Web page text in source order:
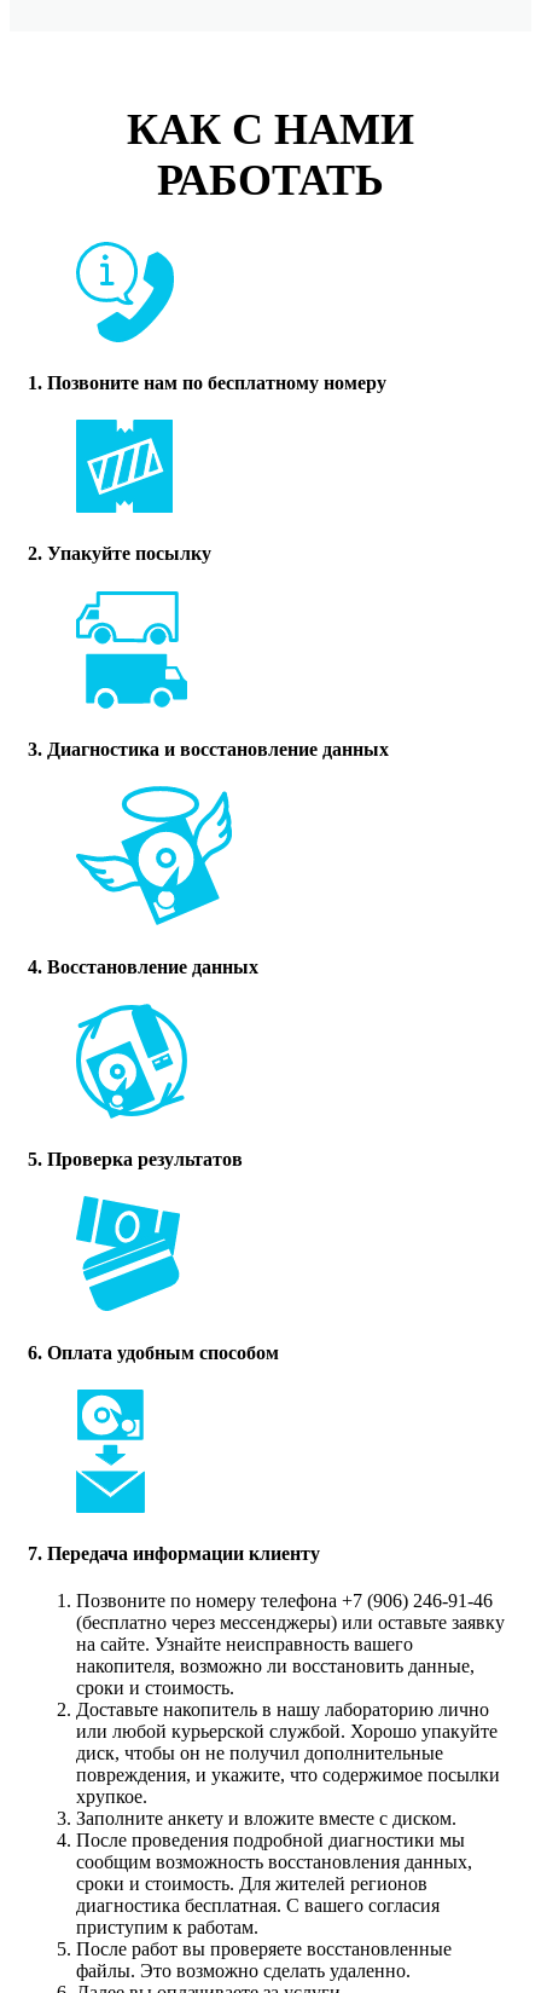
КАК С НАМИ
РАБОТАТЬ
1. Позвоните нам по бесплатному номеру
2. Упакуйте посылку
3. Диагностика и восстановление данных
4. Восстановление данных
5. Проверка результатов
6. Оплата удобным способом
7. Передача информации клиенту
Позвоните по номеру телефона +7 (906) 246-91-46
(бесплатно через мессенджеры) или оставьте заявку
на сайте. Узнайте неисправность вашего
накопителя, возможно ли восстановить данные,
сроки и стоимость.
Доставьте накопитель в нашу лабораторию лично
или любой курьерской службой. Хорошо упакуйте
диск, чтобы он не получил дополнительные
повреждения, и укажите, что содержимое посылки
хрупкое.
Заполните анкету и вложите вместе с диском.
После проведения подробной диагностики мы
сообщим возможность восстановления данных,
сроки и стоимость. Для жителей регионов
диагностика бесплатная. С вашего согласия
приступим к работам.
После работ вы проверяете восстановленные
файлы. Это возможно сделать удаленно.